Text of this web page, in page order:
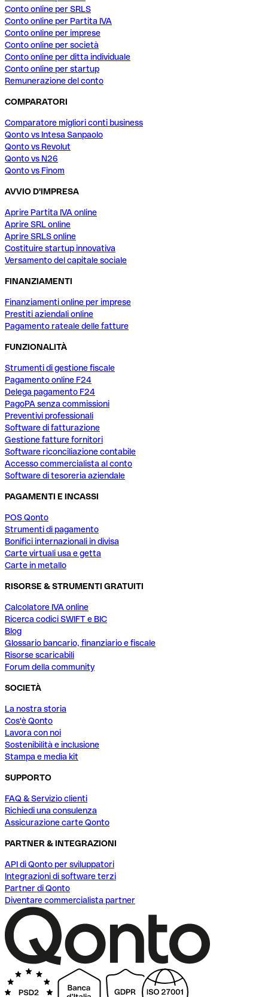
Conto online per SRLS
Conto online per Partita IVA
Conto online per imprese
Conto online per società
Conto online per ditta individuale
Conto online per startup
Remunerazione del conto
COMPARATORI
Comparatore migliori conti business
Qonto vs Intesa Sanpaolo
Qonto vs Revolut
Qonto vs N26
Qonto vs Finom
AVVIO D'IMPRESA
Aprire Partita IVA online
Aprire SRL online
Aprire SRLS online
Costituire startup innovativa
Versamento del capitale sociale
FINANZIAMENTI
Finanziamenti online per imprese
Prestiti aziendali online
Pagamento rateale delle fatture
FUNZIONALITÀ
Strumenti di gestione fiscale
Pagamento online F24
Delega pagamento F24
PagoPA senza commissioni
Preventivi professionali
Software di fatturazione
Gestione fatture fornitori
Software riconciliazione contabile
Accesso commercialista al conto
Software di tesoreria aziendale
PAGAMENTI E INCASSI
POS Qonto
Strumenti di pagamento
Bonifici internazionali in divisa
Carte virtuali usa e getta
Carte in metallo
RISORSE & STRUMENTI GRATUITI
Calcolatore IVA online
Ricerca codici SWIFT e BIC
Blog
Glossario bancario, finanziario e fiscale
Risorse scaricabili
Forum della community
SOCIETÀ
La nostra storia
Cos'è Qonto
Lavora con noi
Sostenibilità e inclusione
Stampa e media kit
SUPPORTO
FAQ & Servizio clienti
Richiedi una consulenza
Assicurazione carte Qonto
PARTNER & INTEGRAZIONI
API di Qonto per sviluppatori
Integrazioni di software terzi
Partner di Qonto
Diventare commercialista partner